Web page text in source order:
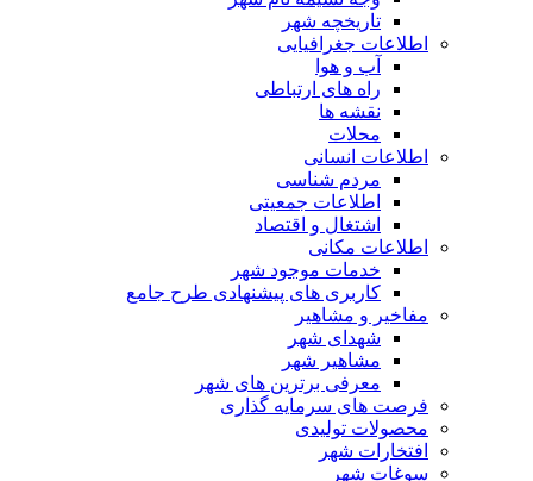
تاریخچه شهر
اطلاعات جغرافیایی
آب و هوا
راه های ارتباطی
نقشه ها
محلات
اطلاعات انسانی
مردم شناسی
اطلاعات جمعیتی
اشتغال و اقتصاد
اطلاعات مکانی
خدمات موجود شهر
کاربری های پیشنهادی طرح جامع
مفاخیر و مشاهیر
شهدای شهر
مشاهیر شهر
معرفی برترین های شهر
فرصت های سرمایه گذاری
محصولات تولیدی
افتخارات شهر
سوغات شهر